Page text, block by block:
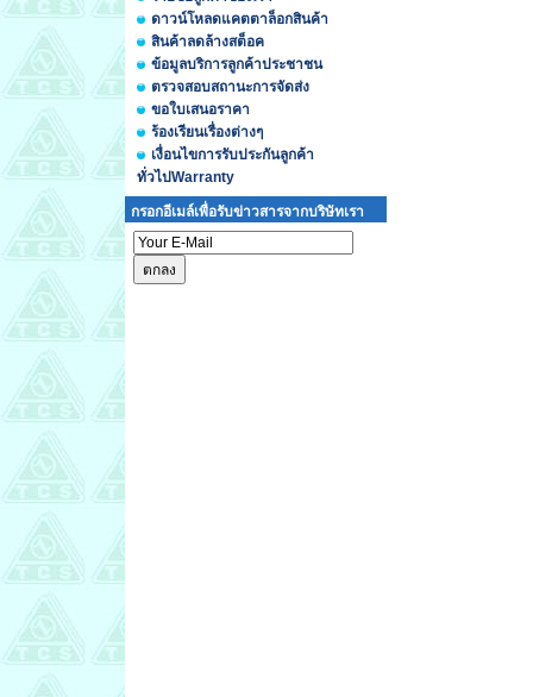
ดาวน์โหลดแคตตาล็อกสินค้า
สินค้าลดล้างสต็อค
ข้อมูลบริการลูกค้าประชาชน
ตรวจสอบสถานะการจัดส่ง
ขอใบเสนอราคา
ร้องเรียนเรื่องต่างๆ
เงื่อนไขการรับประกันลูกค้า
ทั่วไปWarranty
กรอกอีเมล์เพื่อรับข่าวสารจากบริษัทเรา